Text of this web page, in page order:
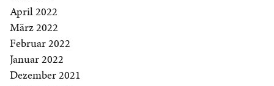
April 2022
März 2022
Februar 2022
Januar 2022
Dezember 2021